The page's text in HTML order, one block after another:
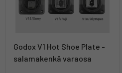
Godox V1 Hot Shoe Plate -
salamakenkä varaosa